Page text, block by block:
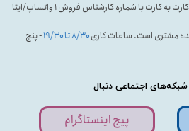
شبکه‌های اجتماعی دنبال
در صورت نیاز به پیش فاکتور و پرداخت کارت به کارت با شماره کارشناس فروش ۱ واتساپ/ایتا
مشتری است. ساعات کاری۸/۳۰ تا ۱۹/۳۰
- پنج
پیج اینستاگرام